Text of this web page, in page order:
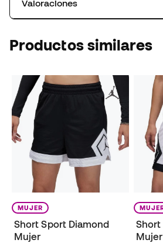
Valoraciones
Productos similares
MUJER
Short Sport Diamond
Mujer
Short
Mujer